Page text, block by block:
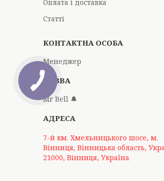
Оплата і доставка
Статті
Менеджер
Mr Bell 🔔
7-й км. Хмельницького шосе, м.
Вінниця, Вінницька область,
21000, Вінниця, Україна